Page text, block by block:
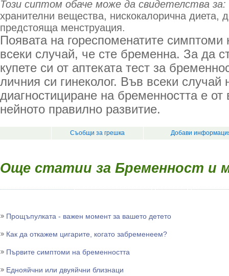
Този сиптом обаче може да свидетелства за:
хранителни вещества, нискокалорична диета,
предстояща менструация.
Появата на гореспоменатите симптоми
всеки случай, че сте бременна. За да
купете си от аптеката тест за
личния си гинеколог. Във всеки случай
диагностициране на бременността е от
нейното правилно развитие.
Съобщи за грешка Добави
Още статии за Бременност и
Прощъпулката - важен момент за вашето детето
Как да откажем цигарите, когато забременеем?
Първите симптоми на бременността
Еднояйчни или двуяйчни близнаци